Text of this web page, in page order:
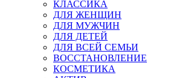
КЛАССИКА
ДЛЯ ЖЕНЩИН
ДЛЯ МУЖЧИН
ДЛЯ ДЕТЕЙ
ДЛЯ ВСЕЙ СЕМЬИ
ВОССТАНОВЛЕНИЕ
КОСМЕТИКА